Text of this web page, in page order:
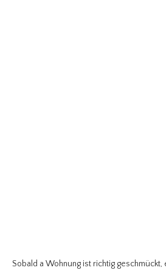
Sobald a Wohnung ist richtig